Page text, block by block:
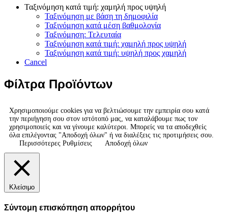
Ταξινόμηση κατά τιμή: χαμηλή προς υψηλή
Ταξινόμηση με βάση τη δημοφιλία
Ταξινόμηση κατά μέση βαθμολογία
Ταξινόμηση: Τελευταία
Ταξινόμηση κατά τιμή: χαμηλή προς υψηλή
Ταξινόμηση κατά τιμή: υψηλή προς χαμηλή
Cancel
Φίλτρα Προϊόντων
Χρησιμοποιούμε cookies για να βελτιώσουμε την εμπειρία σου κατά
την περιήγηση σου στον ιστότοπό μας, να καταλάβουμε πως τον
χρησιμοποιείς και να γίνουμε καλύτεροι. Μπορείς να τα αποδεχθείς
όλα επιλέγοντας "Αποδοχή όλων" ή να διαλέξεις τις προτιμήσεις σου.
Περισσότερες Ρυθμίσεις
Αποδοχή όλων
Κλείσιμο
Σύντομη επισκόπηση απορρήτου